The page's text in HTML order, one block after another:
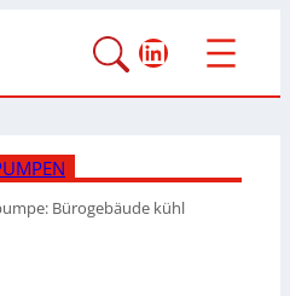
LinkedIn
Bürogebäude kühl